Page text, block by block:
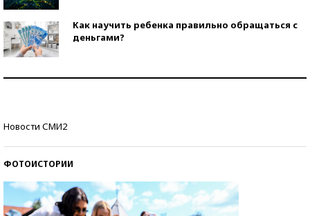
Как научить ребенка правильно обращаться с
деньгами?
Новости СМИ2
ФОТОИСТОРИИ